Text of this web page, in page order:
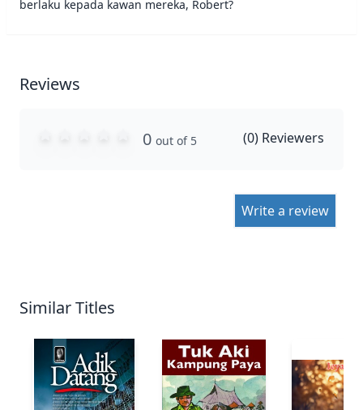
berlaku kepada kawan mereka, Robert?
Reviews
0 out of 5 (0) Reviewers
Write a review
Similar Titles